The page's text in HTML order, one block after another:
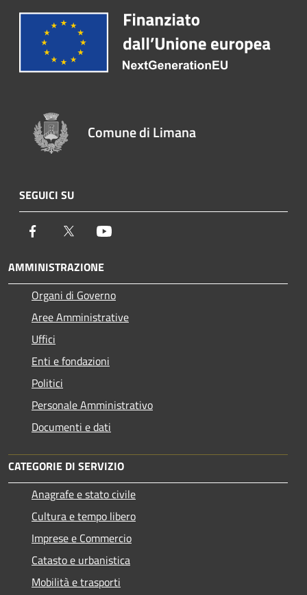
Comune di Limana
SEGUICI SU
Facebook Twitter
AMMINISTRAZIONE
Organi di Governo
Aree Amministrative
Uffici
Enti e fondazioni
Politici
Personale Amministrativo
Documenti e dati
CATEGORIE DI SERVIZIO
Anagrafe e stato civile
Cultura e tempo libero
Imprese e Commercio
Catasto e urbanistica
Mobilità e trasporti